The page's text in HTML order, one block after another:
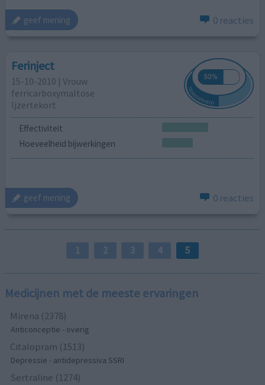
geef mening 0 reacties
Ferinject
15-10-2010 | Vrouw
ferricarboxymaltose
Ijzertekort
Effectiviteit
Hoeveelheid bijwerkingen
geef mening 0 reacties
1 2 3 4 5
Medicijnen met de meeste ervaringen
Mirena (2378)
Anticonceptie - overig
Citalopram (1513)
Depressie - antidepressiva SSRI
Sertraline (1274)